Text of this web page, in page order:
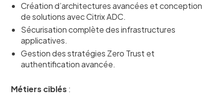
Création d’architectures avancées et conception
de solutions avec Citrix ADC.
Sécurisation complète des infrastructures
applicatives.
Gestion des stratégies Zero Trust et
authentification avancée.
Métiers ciblés :